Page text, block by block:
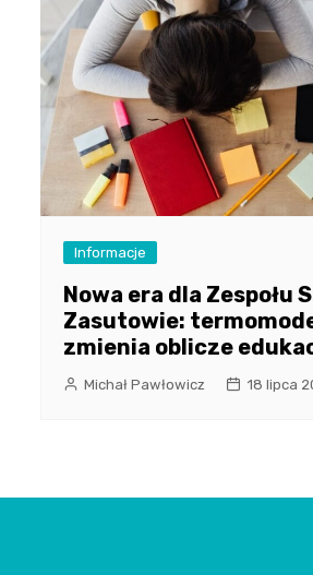
Informacje
Nowa era dla Zespołu
Zasutowie:
zmienia oblicze
Michał Pawłowicz 18 lipca